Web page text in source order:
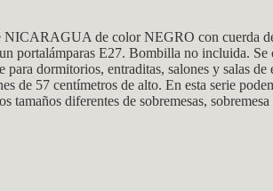
NICARAGUA de color NEGRO con cuerda
portalámparas E27. Bombilla no incluida. Se
dormitorios, entraditas, salones y salas
de 57 centímetros de alto. En esta serie
tamaños diferentes de sobremesas,